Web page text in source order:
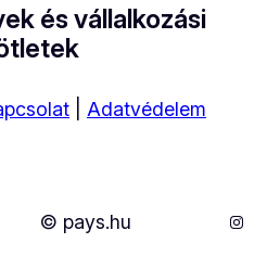
és vállalkozási
Adatvédelem
© pays.hu